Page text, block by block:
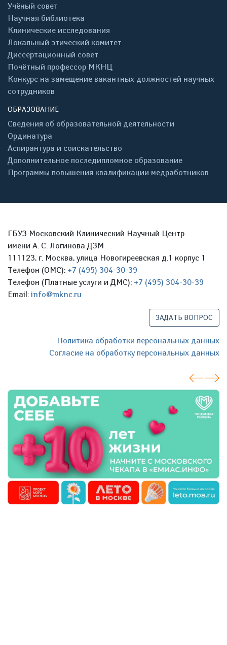
Учёный совет
Научная библиотека
Клинические исследования
Локальный этический комитет
Диссертационный совет
Почётный профессор МКНЦ
Конкурс на замещение вакантных должностей научных
сотрудников
ОБРАЗОВАНИЕ
Сведения об образовательной деятельности
Ординатура
Аспирантура и соискательство
Дополнительное последипломное образование
Программы повышения квалификации медработников
ГБУЗ Московский Клинический Научный Центр
имени А. С. Логинова ДЗМ
111123, г. Москва, улица Новогиреевская д.1 корпус 1
Телефон (ОМС): +7 (495) 304-30-39
Телефон (Платные услуги и ДМС): +7 (495) 304-30-39
Email: info@mknc.ru
ЗАДАТЬ ВОПРОС
Политика обработки персональных данных
Согласие на обработку персональных данных